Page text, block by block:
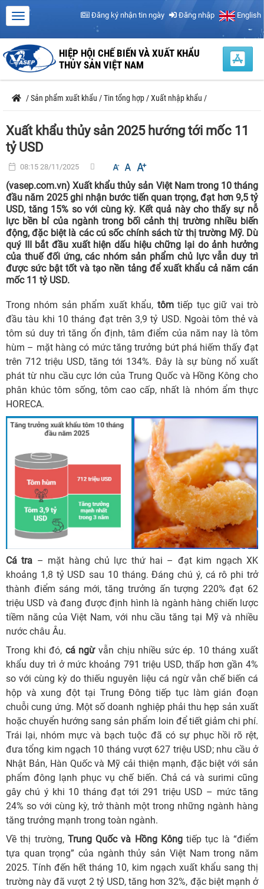
Đăng ký nhận tin ngày Đăng nhập English
HIỆP HỘI CHẾ BIẾN VÀ XUẤT KHẨU
THỦY SẢN VIỆT NAM
/Sản phẩm xuất khẩu /Tin tổng hợp /Xuất nhập khẩu /
Xuất khẩu thủy sản 2025 hướng tới mốc 11
tỷ USD
08:15 28/11/2025
(vasep.com.vn) Xuất khẩu thủy sản Việt Nam trong 10 tháng
đầu năm 2025 ghi nhận bước tiến quan trọng, đạt hơn 9,5 tỷ
USD, tăng 15% so với cùng kỳ. Kết quả này cho thấy sự nỗ
lực bền bỉ của ngành trong bối cảnh thị trường nhiều biến
động, đặc biệt là các cú sốc chính sách từ thị trường Mỹ. Dù
quý III bắt đầu xuất hiện dấu hiệu chững lại do ảnh hưởng
của thuế đối ứng, các nhóm sản phẩm chủ lực vẫn duy trì
được sức bật tốt và tạo nền tảng để xuất khẩu cả năm cán
mốc 11 tỷ USD.
Trong nhóm sản phẩm xuất khẩu, tômtiếp tục giữ vai trò
đầu tàu khi 10 tháng đạt trên 3,9 tỷ USD. Ngoài tôm thẻ và
tôm sú duy trì tăng ổn định, tâm điểm của năm nay là tôm
hùm – mặt hàng có mức tăng trưởng bứt phá hiếm thấy đạt
trên 712 triệu USD, tăng tới 134%. Đây là sự bùng nổ xuất
phát từ nhu cầu cực lớn của Trung Quốc và Hồng Kông cho
phân khúc tôm sống, tôm cao cấp, nhất là nhóm ẩm thực
HORECA.
Cá tra – mặt hàng chủ lực thứ hai – đạt kim ngạch XK
khoảng 1,8 tỷ USD sau 10 tháng. Đáng chú ý, cá rô phi trở
thành điểm sáng mới, tăng trưởng ấn tượng 220% đạt 62
triệu USD và đang được định hình là ngành hàng chiến lược
tiềm năng của Việt Nam, với nhu cầu tăng tại Mỹ và nhiều
nước châu Âu.
Trong khi đó, cá ngừvẫn chịu nhiều sức ép. 10 tháng xuất
khẩu duy trì ở mức khoảng 791 triệu USD, thấp hơn gần 4%
so với cùng kỳ do thiếu nguyên liệu cá ngừ vằn chế biến cá
hộp và xung đột tại Trung Đông tiếp tục làm gián đoạn
chuỗi cung ứng. Một số doanh nghiệp phải thu hẹp sản xuất
hoặc chuyển hướng sang sản phẩm loin để tiết giảm chi phí.
Trái lại, nhóm mực và bạch tuộc đã có sự phục hồi rõ rệt,
đưa tổng kim ngạch 10 tháng vượt 627 triệu USD; nhu cầu ở
Nhật Bản, Hàn Quốc và Mỹ cải thiện mạnh, đặc biệt với sản
phẩm đông lạnh phục vụ chế biến. Chả cá và surimi cũng
gây chú ý khi 10 tháng đạt tới 291 triệu USD – mức tăng
24% so với cùng kỳ, trở thành một trong những ngành hàng
tăng trưởng mạnh trong toàn ngành.
Về thị trường, Trung Quốc và Hồng Kôngtiếp tục là “điểm
tựa quan trọng” của ngành thủy sản Việt Nam trong năm
2025. Tính đến hết tháng 10, kim ngạch xuất khẩu sang thị
trường này đã vượt 2 tỷ USD, tăng hơn 32%, đặc biệt mạnh ở